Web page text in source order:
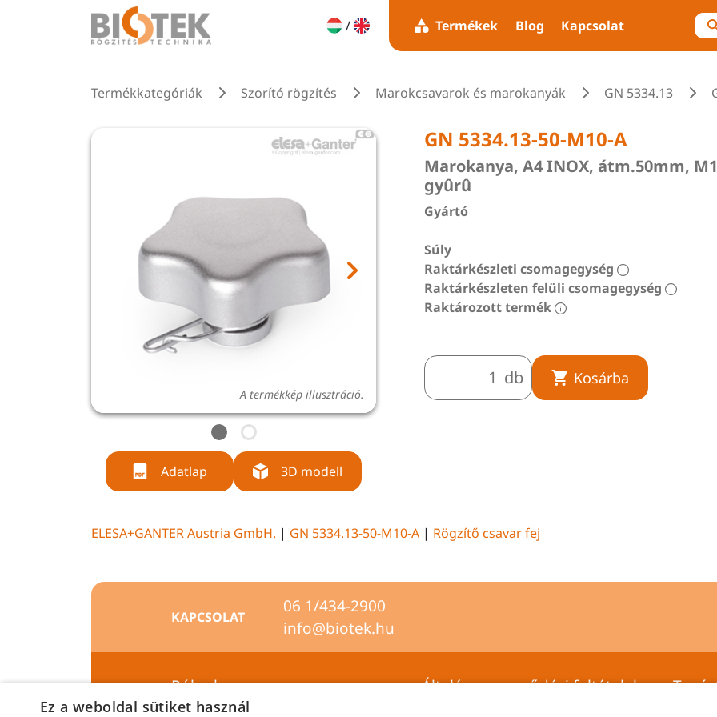
/ Termékek Blog Kapcsolat
Termékkategóriák Szorító rögzítés Marokcsavarok és marokanyák GN 5334.13
A termékkép illusztráció. A termékkép illusztráció.
Adatlap 3D modell
GN 5334.13-50-M10-A
Marokanya, A4 INOX, átm.50mm,
gyûrû
Gyártó
Súly
Raktárkészleti csomagegység
Raktárkészleten felüli csomagegység
Raktározott termék
db Kosárba
ELESA+GANTER Austria GmbH. | GN 5334.13-50-M10-A | Rögzítő csavar fej
KAPCSOLAT
06 1/434-2900
info@biotek.hu
Rólunk
Általános szerződési feltételek
Ez a weboldal sütiket használ